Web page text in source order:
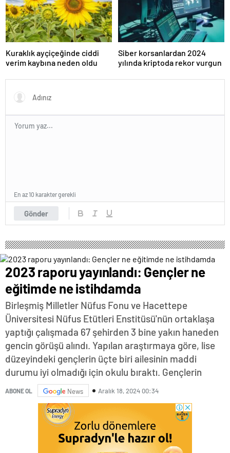
Kuraklık ayçiçeğinde ciddi
verim kaybına neden oldu
Siber korsanlardan 2024
yılında kriptoda rekor vurgun
Gönder
En az 10 karakter gerekli
2023 raporu yayınlandı: Gençler ne
eğitimde ne istihdamda
Birleşmiş Milletler Nüfus Fonu ve Hacettepe
Üniversitesi Nüfus Etütleri Enstitüsü'nün ortaklaşa
yaptığı çalışmada 67 şehirden 3 bine yakın haneden
gencin görüşü alındı. Yapılan araştırmaya göre, lise
düzeyindeki gençlerin üçte biri ailesinin maddi
durumu iyi olmadığı için okulu bıraktı. Gençlerin
ABONE OL News Aralık 18, 2024 00:34